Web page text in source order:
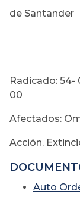
de Santander
Radicado: 54-
00
Afectados:
Acción.
Auto